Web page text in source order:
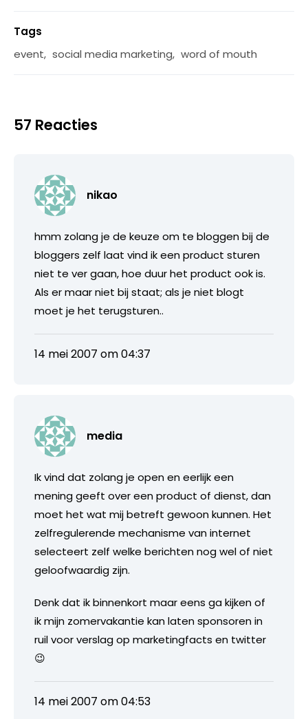
Tags
event, social media marketing, word of mouth
57 Reacties
nikao
hmm zolang je de keuze om te bloggen bij de
bloggers zelf laat vind ik een product sturen
niet te ver gaan, hoe duur het product ook is.
Als er maar niet bij staat; als je niet blogt
moet je het terugsturen..
14 mei 2007 om 04:37
media
Ik vind dat zolang je open en eerlijk een
mening geeft over een product of dienst, dan
moet het wat mij betreft gewoon kunnen. Het
zelfregulerende mechanisme van internet
selecteert zelf welke berichten nog wel of niet
geloofwaardig zijn.
Denk dat ik binnenkort maar eens ga kijken of
ik mijn zomervakantie kan laten sponsoren in
ruil voor verslag op marketingfacts en twitter
😉
14 mei 2007 om 04:53